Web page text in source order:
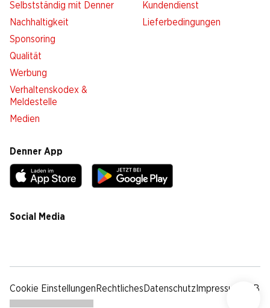
Selbstständig mit Denner
Nachhaltigkeit
Sponsoring
Qualität
Werbung
Verhaltenskodex &
Meldestelle
Medien
Kundendienst
Lieferbedingungen
Denner App
Social Media
Cookie Einstellungen Rechtliches Datenschutz Impressum AGB